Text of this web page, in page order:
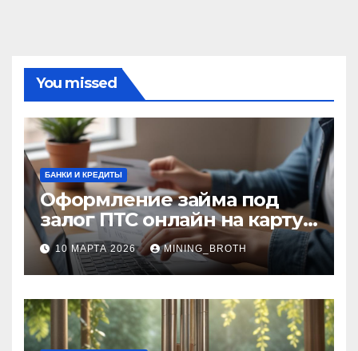
You missed
БАНКИ И КРЕДИТЫ
Оформление займа под
залог ПТС онлайн на карту
без визита в офис: порядок,
требования и документы
10 МАРТА 2026 MINING_BROTH